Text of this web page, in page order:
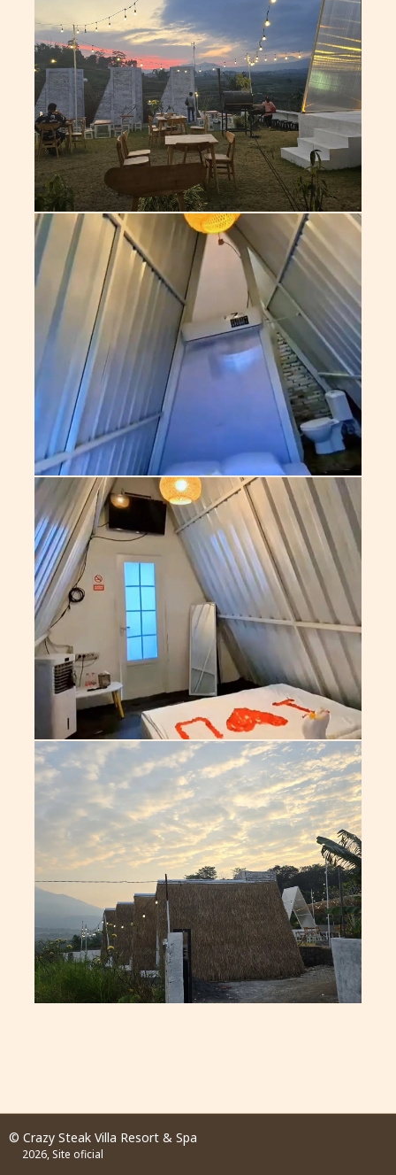
© Crazy Steak Villa Resort & Spa
2026, Site oficial